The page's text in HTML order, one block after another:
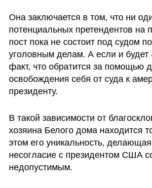
Она заключается в том, что ни
потенциальных претендентов на
пост пока не состоит под судом
уголовным делам. А если и будет
факт, что обратится за помощью
освобождения себя от суда к
президенту.
В такой зависимости от
хозяина Белого дома находится
этом его уникальность,
несогласие с президентом США
недопустимым.